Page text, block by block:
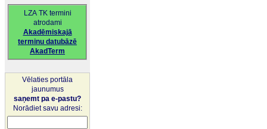
LZA TK termini
atrodami
Akadēmiskajā
terminu datubāzē
AkadTerm
Vēlaties portāla
jaunumus
saņemt pa e-pastu?
Norādiet savu adresi: